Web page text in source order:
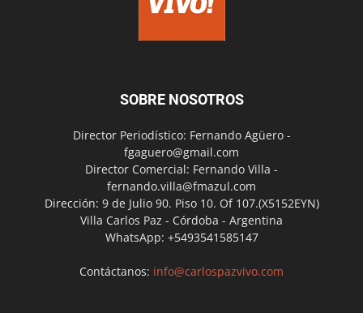
SOBRE NOSOTROS
Director Periodístico: Fernando Agüero -
fgaguero@gmail.com
Director Comercial: Fernando Villa -
fernando.villa@fmazul.com
Dirección: 9 de Julio 90. Piso 10. Of 107.(X5152EYN)
Villa Carlos Paz - Córdoba - Argentina
WhatsApp: +5493541585147
Contáctanos: info@carlospazvivo.com